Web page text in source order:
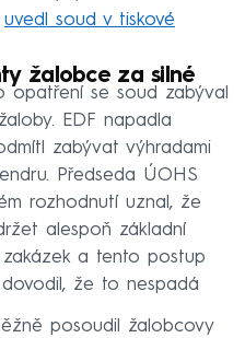
uvedl soud v tiskové
žalobce za silné
opatření se soud zabýval
EDF napadla
zabývat výhradami
Předseda ÚOHS
rozhodnutí uznal, že
alespoň základní
zakázek a tento postup
že to nespadá
posoudil žalobcovy